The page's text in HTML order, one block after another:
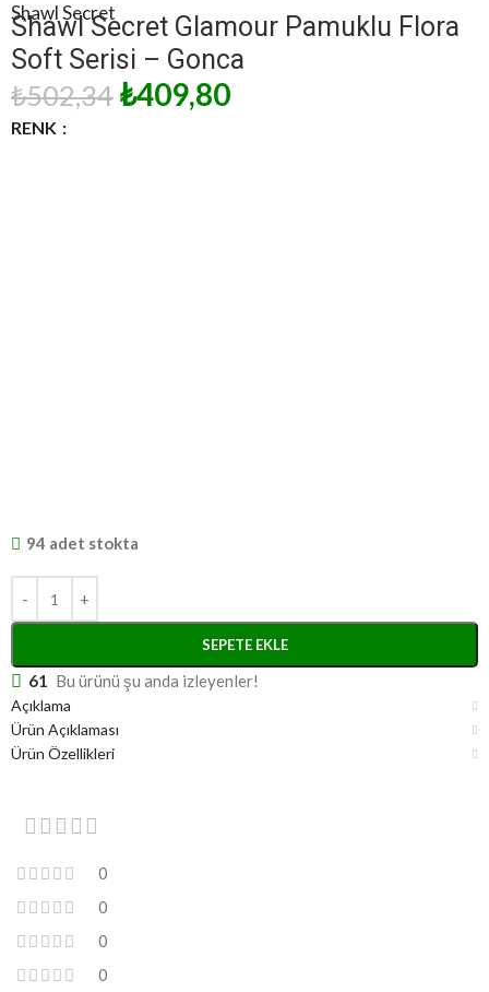
Shawl Secret
Shawl Secret Glamour Pamuklu Flora
Soft Serisi – Gonca
₺502,34 ₺409,80
RENK
94 adet stokta
SEPETE EKLE
61 Bu ürünü şu anda izleyenler!
Açıklama
Ürün Açıklaması
Ürün Özellikleri
0
0
0
0